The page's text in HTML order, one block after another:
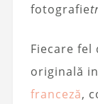
fotografie
Fiecare fel
originală
franceză,